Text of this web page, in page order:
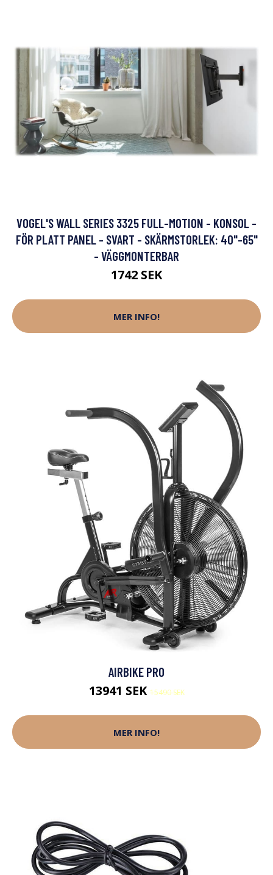
VOGEL'S WALL SERIES 3325 FULL-MOTION - KONSOL -
FÖR PLATT PANEL - SVART - SKÄRMSTORLEK: 40"-65"
- VÄGGMONTERBAR
1742 SEK
MER INFO!
AIRBIKE PRO
13941 SEK15490 SEK
MER INFO!